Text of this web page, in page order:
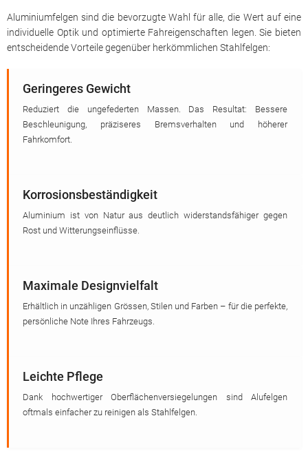
Aluminiumfelgen sind die bevorzugte Wahl für alle, die Wert auf eine
individuelle Optik und optimierte Fahreigenschaften legen. Sie bieten
entscheidende Vorteile gegenüber herkömmlichen Stahlfelgen:
Geringeres Gewicht
Reduziert die ungefederten Massen. Das Resultat: Bessere
Beschleunigung, präziseres Bremsverhalten und höherer
Fahrkomfort.
Korrosionsbeständigkeit
Aluminium ist von Natur aus deutlich widerstandsfähiger gegen
Rost und Witterungseinflüsse.
Maximale Designvielfalt
Erhältlich in unzähligen Grössen, Stilen und Farben – für die perfekte,
persönliche Note Ihres Fahrzeugs.
Leichte Pflege
Dank hochwertiger Oberflächenversiegelungen sind Alufelgen
oftmals einfacher zu reinigen als Stahlfelgen.